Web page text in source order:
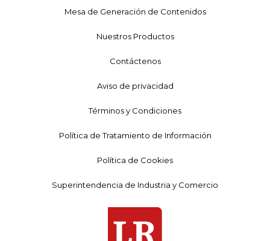
Mesa de Generación de Contenidos
Nuestros Productos
Contáctenos
Aviso de privacidad
Términos y Condiciones
Política de Tratamiento de Información
Política de Cookies
Superintendencia de Industria y Comercio